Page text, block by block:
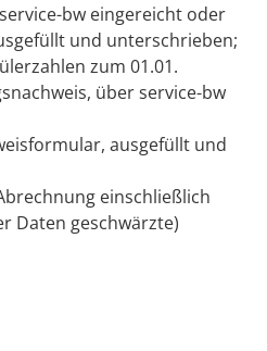
bw eingereicht oder
und unterschrieben;
zum 01.01.
über service-bw
ausgefüllt und
einschließlich
Daten geschwärzte)